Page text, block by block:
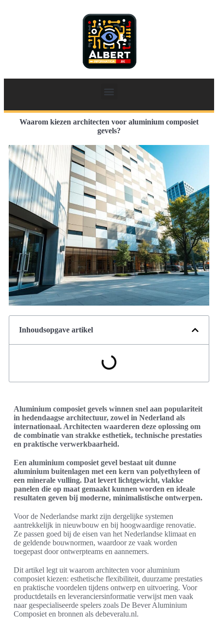
Waarom kiezen architecten voor aluminium composiet
gevels?
Inhoudsopgave artikel
Aluminium composiet gevels winnen snel aan populariteit
in hedendaagse architectuur, zowel in Nederland als
internationaal. Architecten waarderen deze oplossing om
de combinatie van strakke esthetiek, technische prestaties
en praktische verwerkbaarheid.
Een aluminium composiet gevel bestaat uit dunne
aluminium buitenlagen met een kern van polyethyleen of
een minerale vulling. Dat levert lichtgewicht, vlakke
panelen die op maat gemaakt kunnen worden en ideale
resultaten geven bij moderne, minimalistische ontwerpen.
Voor de Nederlandse markt zijn dergelijke systemen
aantrekkelijk in nieuwbouw en bij hoogwaardige renovatie.
Ze passen goed bij de eisen van het Nederlandse klimaat en
de geldende bouwnormen, waardoor ze vaak worden
toegepast door ontwerpteams en aannemers.
Dit artikel legt uit waarom architecten voor aluminium
composiet kiezen: esthetische flexibiliteit, duurzame prestaties
en praktische voordelen tijdens ontwerp en uitvoering. Voor
productdetails en leveranciersinformatie verwijst men vaak
naar gespecialiseerde spelers zoals De Bever Aluminium
Composiet en bronnen als debeveralu.nl.